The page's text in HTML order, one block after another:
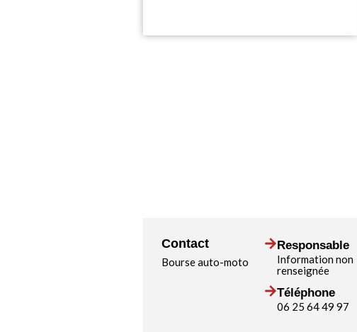
Contact
Bourse auto-moto
Responsable
Information non
renseignée
Téléphone
06 25 64 49 97